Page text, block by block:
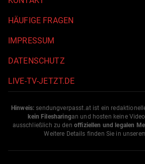
HÄUFIGE FRAGEN
IMPRESSUM
DATENSCHUTZ
LIVE-TV-JETZT.DE
Hinweis: sendungverpasst.at ist ein
kein Filesharingan und hosten keine
ausschließlich zu den offiziellen und legalen
Weitere Details finden Sie in